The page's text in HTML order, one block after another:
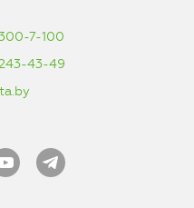
7-100
43-49